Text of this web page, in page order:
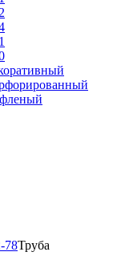
78Труба